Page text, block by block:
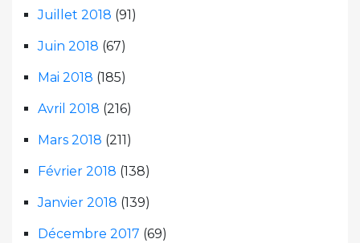
Juillet 2018 (91)
Juin 2018 (67)
Mai 2018 (185)
Avril 2018 (216)
Mars 2018 (211)
Février 2018 (138)
Janvier 2018 (139)
Décembre 2017 (69)